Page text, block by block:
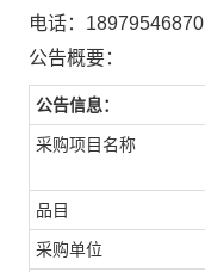
电话： 18979546870
公告概要：
公告信息：
采购项目名称
品目
采购单位